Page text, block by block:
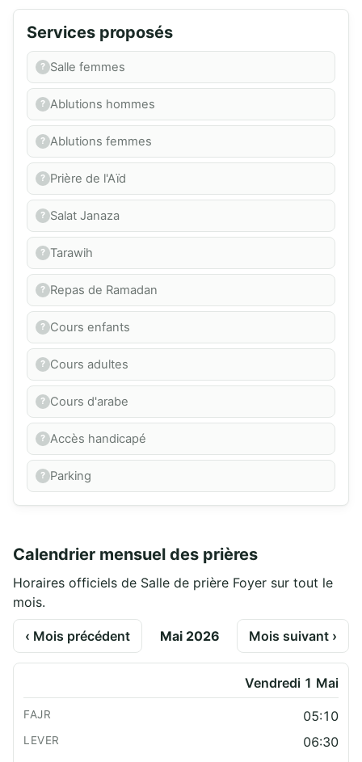
Services proposés
Salle femmes
Ablutions hommes
Ablutions femmes
Prière de l'Aïd
Salat Janaza
Tarawih
Repas de Ramadan
Cours enfants
Cours adultes
Cours d'arabe
Accès handicapé
Parking
Calendrier mensuel des prières
Horaires officiels de Salle de prière Foyer sur tout le
mois.
‹ Mois précédent Mai 2026 Mois suivant ›
Vendredi 1 Mai
05:10
06:30